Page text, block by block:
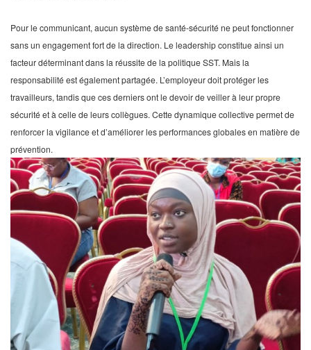
Pour le communicant, aucun système de santé-sécurité ne peut fonctionner
sans un engagement fort de la direction. Le leadership constitue ainsi un
facteur déterminant dans la réussite de la politique SST. Mais la
responsabilité est également partagée. L’employeur doit protéger les
travailleurs, tandis que ces derniers ont le devoir de veiller à leur propre
sécurité et à celle de leurs collègues. Cette dynamique collective permet de
renforcer la vigilance et d’améliorer les performances globales en matière de
prévention.